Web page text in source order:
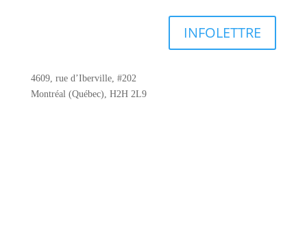
INFOLETTRE
4609, rue d’Iberville, #202
Montréal (Québec), H2H 2L9